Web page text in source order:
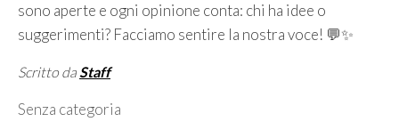
sono aperte e ogni opinione conta: chi ha idee o
suggerimenti? Facciamo sentire la nostra voce! 💬✨
Scritto daStaff
Categorie
Senza categoria